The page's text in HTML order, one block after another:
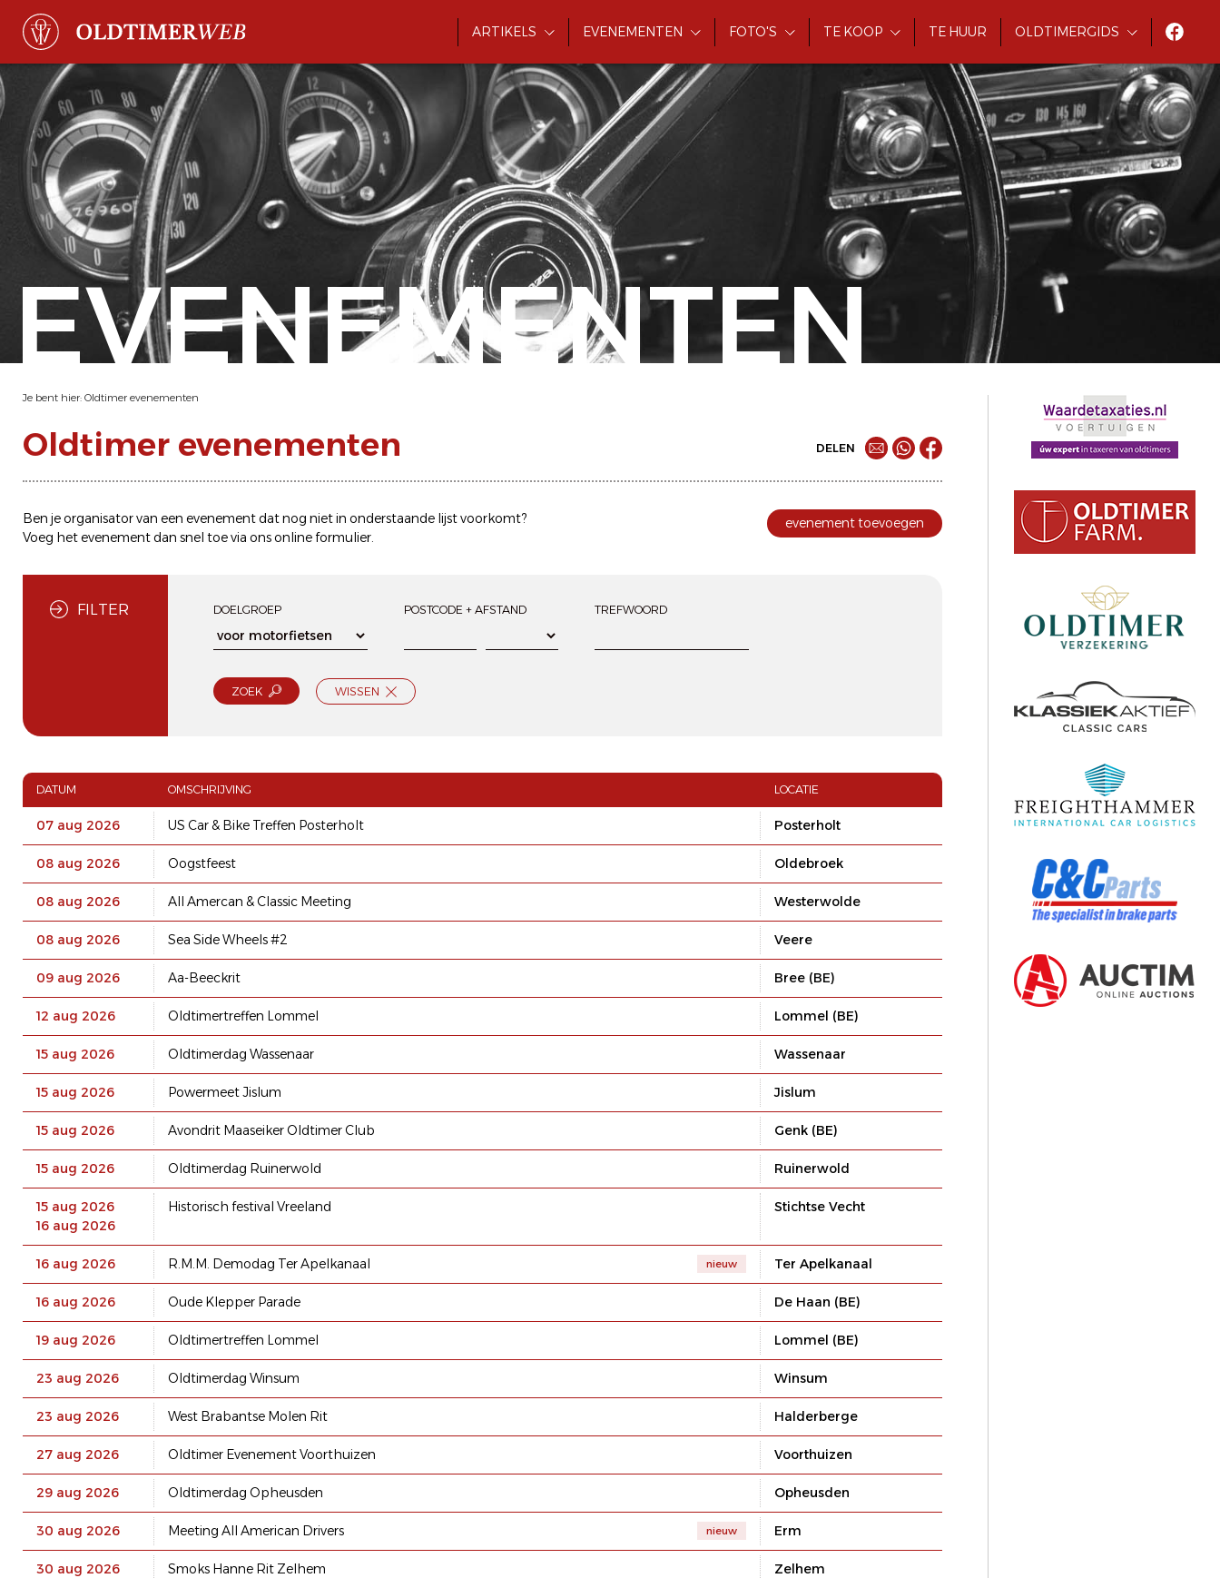
ARTIKELS EVENEMENTEN FOTO'S TE KOOP TE HUUR OLDTIMERGIDS
EVENEMENTEN
Je bent hier: Oldtimer evenementen
Oldtimer evenementen DELEN
Ben je organisator van een evenement dat nog niet in onderstaande lijst voorkomt?
Voeg het evenement dan snel toe via onsonline formulier.
evenement toevoegen
FILTER DOELGROEP POSTCODE + AFSTAND TREFWOORD
ZOEK WISSEN
DATUM OMSCHRIJVING LOCATIE
07 aug 2026 US Car & Bike Treffen Posterholt Posterholt
08 aug 2026 Oogstfeest Oldebroek
08 aug 2026 All Amercan & Classic Meeting Westerwolde
08 aug 2026 Sea Side Wheels #2 Veere
09 aug 2026 Aa-Beeckrit Bree (BE)
12 aug 2026 Oldtimertreffen Lommel Lommel (BE)
15 aug 2026 Oldtimerdag Wassenaar Wassenaar
15 aug 2026 Powermeet Jislum Jislum
15 aug 2026 Avondrit Maaseiker Oldtimer Club Genk (BE)
15 aug 2026 Oldtimerdag Ruinerwold Ruinerwold
15 aug 2026
16 aug 2026
Historisch festival Vreeland Stichtse Vecht
16 aug 2026 R.M.M. Demodag Ter Apelkanaal nieuw Ter Apelkanaal
16 aug 2026 Oude Klepper Parade De Haan (BE)
19 aug 2026 Oldtimertreffen Lommel Lommel (BE)
23 aug 2026 Oldtimerdag Winsum Winsum
23 aug 2026 West Brabantse Molen Rit Halderberge
27 aug 2026 Oldtimer Evenement Voorthuizen Voorthuizen
29 aug 2026 Oldtimerdag Opheusden Opheusden
30 aug 2026 Meeting All American Drivers nieuw Erm
30 aug 2026 Smoks Hanne Rit Zelhem Zelhem